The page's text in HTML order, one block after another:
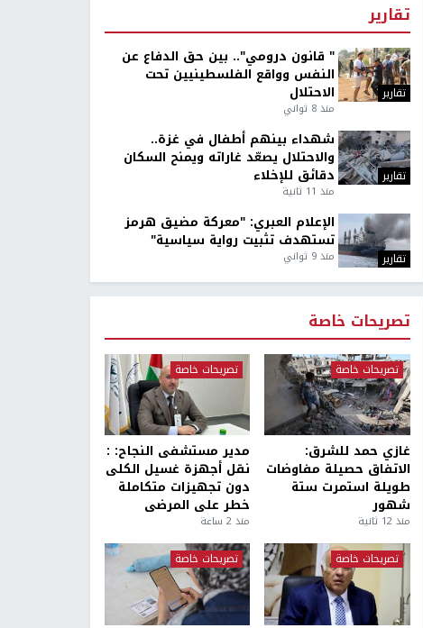
تقارير
تقارير
" قانون درومي".. بين حق الدفاع عن
النفس وواقع الفلسطينيين تحت
الاحتلال
منذ 8 ثواني
تقارير
شهداء بينهم أطفال في غزة..
والاحتلال يصعّد غاراته ويمنح السكان
دقائق للإخلاء
منذ 11 ثانية
تقارير
الإعلام العبري: "معركة مضيق هرمز
تستهدف تثبيت رواية سياسية"
منذ 9 ثواني
تصريحات خاصة
تصريحات خاصة
غازي حمد للشرق:
الاتفاق حصيلة مفاوضات
طويلة استمرت ستة
شهور
منذ 12 ثانية
تصريحات خاصة
مدير مستشفى النجاح: :
نقل أجهزة غسيل الكلى
دون تجهيزات متكاملة
خطر على المرضى
منذ 2 ساعة
تصريحات خاصة تصريحات خاصة